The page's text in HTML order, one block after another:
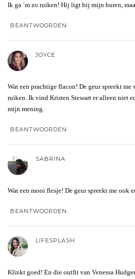
Ik ga ´m zo ruiken! Hij ligt bij mijn buren,
BEANTWOORDEN
JOYCE
Wat een prachtige flacon! De geur spreekt me
ruiken. Ik vind Kristen Stewart er alleen niet
mijn mening.
BEANTWOORDEN
SABRINA
Wat een mooi flesje! De geur spreekt me ook
BEANTWOORDEN
LIFESPLASH
Klinkt goed! En die outfit van Venessa